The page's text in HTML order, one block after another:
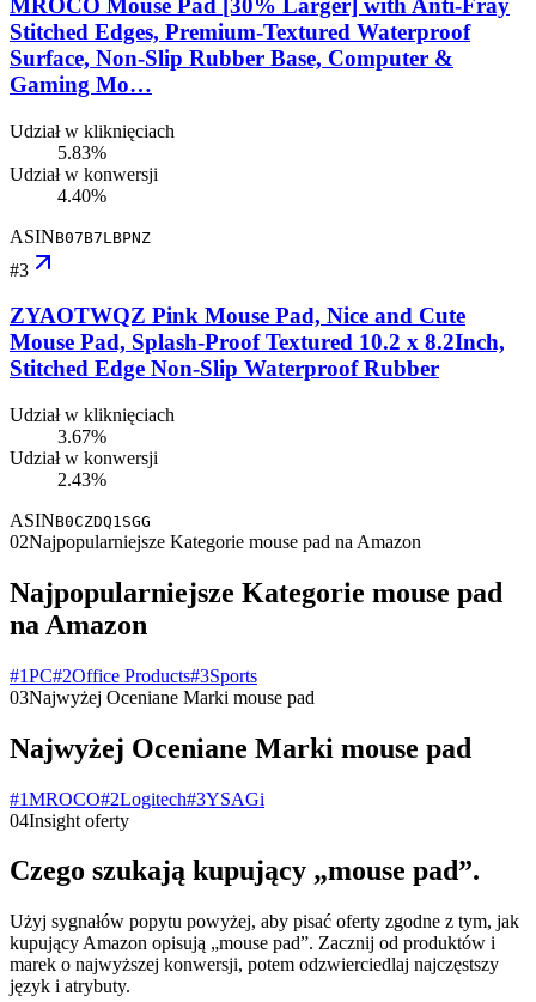
MROCO Mouse Pad [30% Larger] with Anti-Fray
Stitched Edges, Premium-Textured Waterproof
Surface, Non-Slip Rubber Base, Computer &
Gaming Mo…
Udział w kliknięciach
5.83%
Udział w konwersji
4.40%
ASINB07B7LBPNZ
#3
ZYAOTWQZ Pink Mouse Pad, Nice and Cute
Mouse Pad, Splash-Proof Textured 10.2 x 8.2Inch,
Stitched Edge Non-Slip Waterproof Rubber
Udział w kliknięciach
3.67%
Udział w konwersji
2.43%
ASINB0CZDQ1SGG
02Najpopularniejsze Kategorie mouse pad na Amazon
Najpopularniejsze Kategorie mouse pad
na Amazon
#1PC#2Office Products#3Sports
03Najwyżej Oceniane Marki mouse pad
Najwyżej Oceniane Marki mouse pad
#1MROCO#2Logitech#3YSAGi
04Insight oferty
Czego szukają kupujący „mouse pad”.
Użyj sygnałów popytu powyżej, aby pisać oferty zgodne z tym, jak
kupujący Amazon opisują „mouse pad”. Zacznij od produktów i
marek o najwyższej konwersji, potem odzwierciedlaj najczęstszy
język i atrybuty.